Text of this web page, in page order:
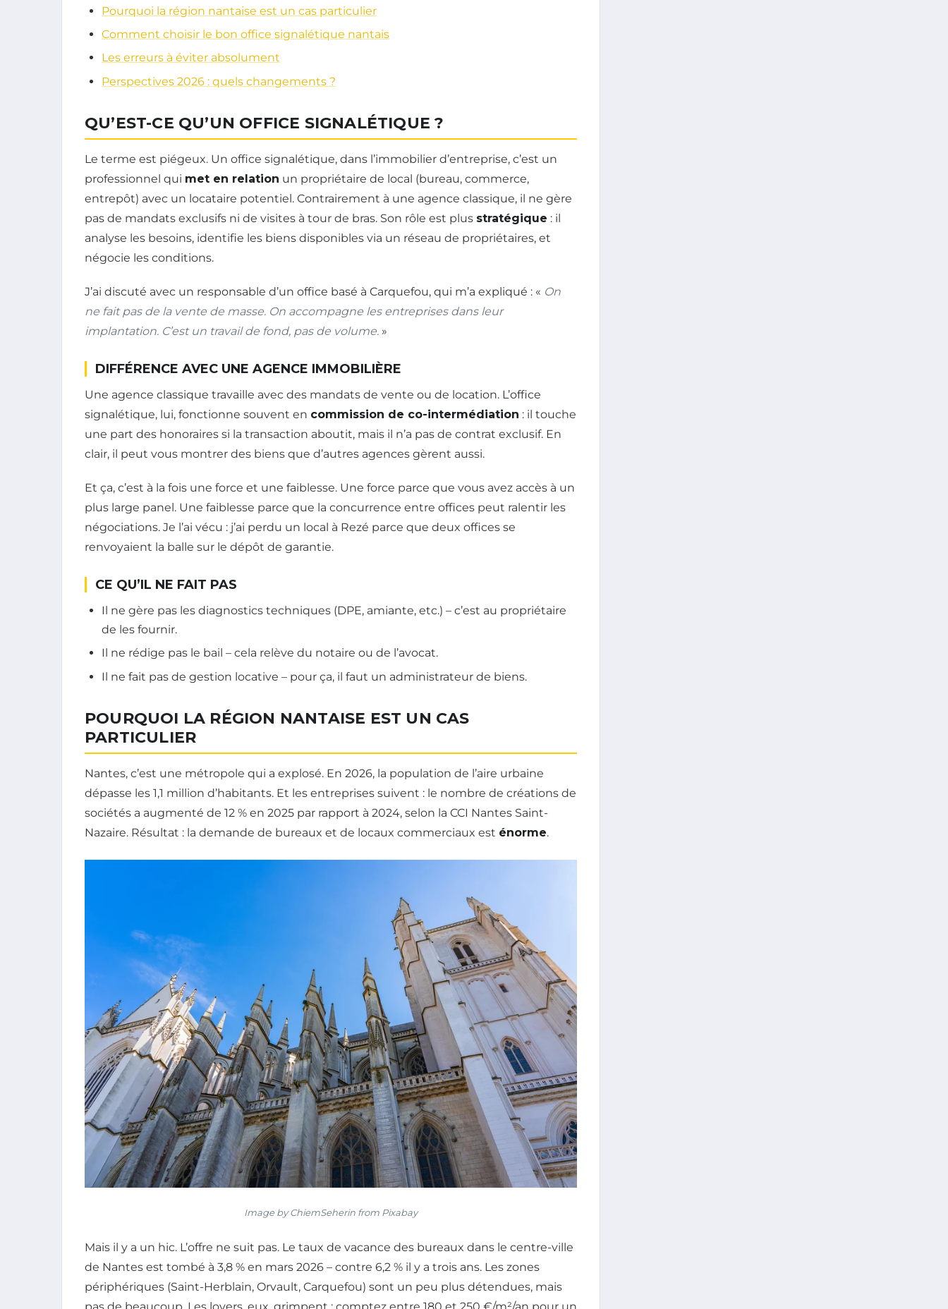
Pourquoi la région nantaise est un cas particulier
Comment choisir le bon office signalétique nantais
Les erreurs à éviter absolument
Perspectives 2026 : quels changements ?
QU’EST-CE QU’UN OFFICE SIGNALÉTIQUE ?
Le terme est piégeux. Un office signalétique, dans l’immobilier d’entreprise, c’est un
professionnel qui met en relation un propriétaire de local (bureau, commerce,
entrepôt) avec un locataire potentiel. Contrairement à une agence classique, il ne gère
pas de mandats exclusifs ni de visites à tour de bras. Son rôle est plus stratégique : il
analyse les besoins, identifie les biens disponibles via un réseau de propriétaires, et
négocie les conditions.
J’ai discuté avec un responsable d’un office basé à Carquefou, qui m’a expliqué : « On
ne fait pas de la vente de masse. On accompagne les entreprises dans leur
implantation. C’est un travail de fond, pas de volume. »
DIFFÉRENCE AVEC UNE AGENCE IMMOBILIÈRE
Une agence classique travaille avec des mandats de vente ou de location. L’office
signalétique, lui, fonctionne souvent en commission de co-intermédiation : il touche
une part des honoraires si la transaction aboutit, mais il n’a pas de contrat exclusif. En
clair, il peut vous montrer des biens que d’autres agences gèrent aussi.
Et ça, c’est à la fois une force et une faiblesse. Une force parce que vous avez accès à un
plus large panel. Une faiblesse parce que la concurrence entre offices peut ralentir les
négociations. Je l’ai vécu : j’ai perdu un local à Rezé parce que deux offices se
renvoyaient la balle sur le dépôt de garantie.
CE QU’IL NE FAIT PAS
Il ne gère pas les diagnostics techniques (DPE, amiante, etc.) – c’est au propriétaire
de les fournir.
Il ne rédige pas le bail – cela relève du notaire ou de l’avocat.
Il ne fait pas de gestion locative – pour ça, il faut un administrateur de biens.
POURQUOI LA RÉGION NANTAISE EST UN CAS
PARTICULIER
Nantes, c’est une métropole qui a explosé. En 2026, la population de l’aire urbaine
dépasse les 1,1 million d’habitants. Et les entreprises suivent : le nombre de créations de
sociétés a augmenté de 12 % en 2025 par rapport à 2024, selon la CCI Nantes Saint-
Nazaire. Résultat : la demande de bureaux et de locaux commerciaux est énorme.
Image by ChiemSeherin from Pixabay
Mais il y a un hic. L’offre ne suit pas. Le taux de vacance des bureaux dans le centre-ville
de Nantes est tombé à 3,8 % en mars 2026 – contre 6,2 % il y a trois ans. Les zones
périphériques (Saint-Herblain, Orvault, Carquefou) sont un peu plus détendues, mais
pas de beaucoup. Les loyers, eux, grimpent : comptez entre 180 et 250 €/m²/an pour un